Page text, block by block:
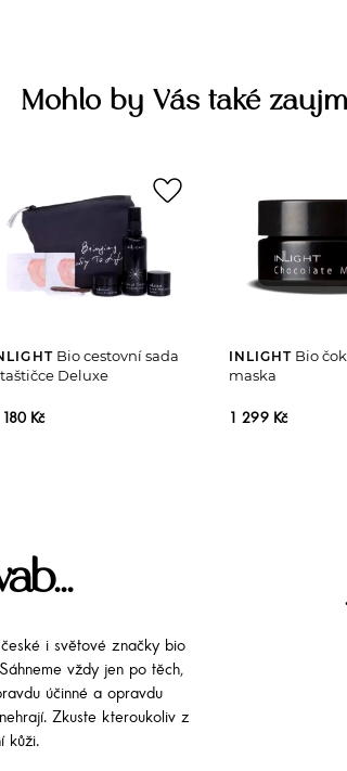
Mohlo by Vás také
Bio cestovní sada
Deluxe
Kč
favorite_border
INLIGHT Bio
maska
1 299 Kč
i světové značky bio
vždy jen po těch,
účinné a opravdu
Zkuste kteroukoliv z
kůži.